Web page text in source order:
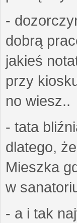
-
dobrą
jakieś
przy
no wiesz..
- tata
dlatego,
Mieszka
w
- a i tak